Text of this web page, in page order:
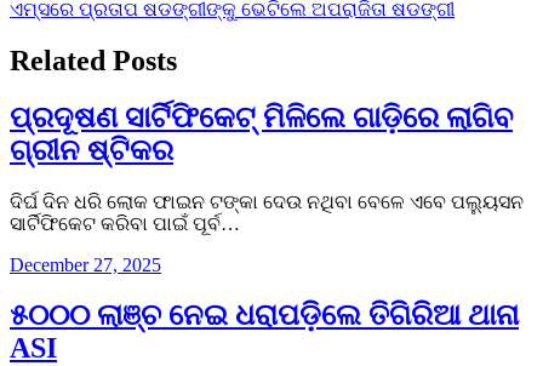
ଏମ୍ସରେ ପ୍ରତାପ ଷଡଙ୍ଗୀଙ୍କୁ ଭେଟିଲେ ଅପରାଜିତା ଷଡଙ୍ଗୀ
Related Posts
ପ୍ରଦୂଷଣ ସାର୍ଟିଫିକେଟ୍ ମିଳିଲେ ଗାଡ଼ିରେ ଲାଗିବ
ଗ୍ରୀନ ଷ୍ଟିକର
ଦିର୍ଘ ଦିନ ଧରି ଲୋକ ଫାଇନ ଟଙ୍କା ଦେଉ ନଥିବା ବେଳେ ଏବେ ପଲ୍ୟୁସନ
ସାର୍ଟିଫିକେଟ କରିବା ପାଇଁ ପୂର୍ବ…
December 27, 2025
୫୦୦୦ ଲାଞ୍ଚ ନେଇ ଧରାପଡ଼ିଲେ ତିଗିରିଆ ଥାନା
ASI